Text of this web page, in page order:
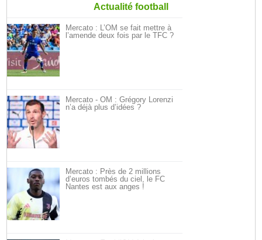
Actualité football
Mercato : L’OM se fait mettre à
l’amende deux fois par le TFC ?
Mercato - OM : Grégory Lorenzi
n’a déjà plus d’idées ?
Mercato : Près de 2 millions
d’euros tombés du ciel, le FC
Nantes est aux anges !